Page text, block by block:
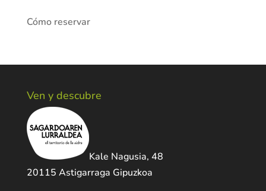
Cómo reservar
Ven y descubre
Kale Nagusia, 48
20115 Astigarraga Gipuzkoa